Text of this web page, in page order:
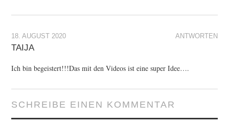
ANTWORTEN
18. AUGUST 2020
TAIJA
Ich bin begeistert!!!Das mit den Videos ist eine super Idee….
SCHREIBE EINEN KOMMENTAR